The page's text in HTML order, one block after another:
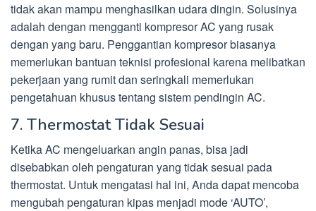
tidak akan mampu menghasilkan udara dingin. Solusinya
adalah dengan mengganti kompresor AC yang rusak
dengan yang baru. Penggantian kompresor biasanya
memerlukan bantuan teknisi profesional karena melibatkan
pekerjaan yang rumit dan seringkali memerlukan
pengetahuan khusus tentang sistem pendingin AC.
7. Thermostat Tidak Sesuai
Ketika AC mengeluarkan angin panas, bisa jadi
disebabkan oleh pengaturan yang tidak sesuai pada
thermostat. Untuk mengatasi hal ini, Anda dapat mencoba
mengubah pengaturan kipas menjadi mode ‘AUTO’,